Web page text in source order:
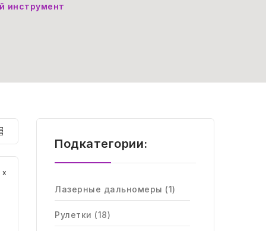
инструмент
Подкатегории:
Лазерные дальномеры (1)
Рулетки (18)